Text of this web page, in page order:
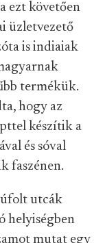
ezt követően
üzletvezető
is indiaiak
termékük.
hogy az
készítik a
és sóval
faszénen.
utcák
helyiségben
mutat egy